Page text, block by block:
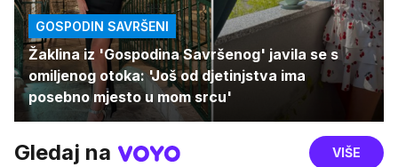
GOSPODIN SAVRŠENI
Žaklina iz 'Gospodina Savršenog' javila se s
omiljenog otoka: 'Još od djetinjstva ima
posebno mjesto u mom srcu'
Gledaj na VIŠE